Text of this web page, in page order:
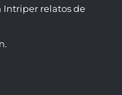
Intriper relatos de